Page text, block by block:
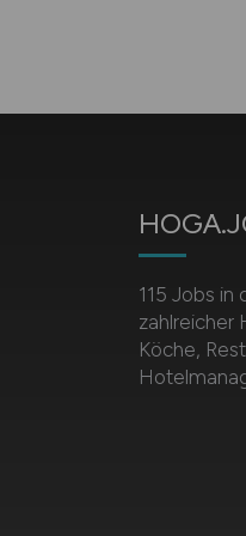
115 Jobs in
zahlreicher
Köche,